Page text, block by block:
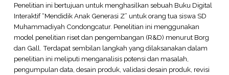
Penelitian ini bertujuan untuk menghasilkan sebuah Buku Digital
Interaktif “Mendidik Anak Generasi Z” untuk orang tua siswa SD
Muhammadiyah Condongcatur. Penelitian ini menggunakan
model penelitian riset dan pengembangan (R&D) menurut Borg
dan Gall. Terdapat sembilan langkah yang dilaksanakan dalam
penelitian ini meliputi menganalisis potensi dan masalah,
pengumpulan data, desain produk, validasi desain produk, revisi